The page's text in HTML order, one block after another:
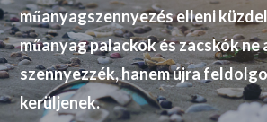
műanyagszennyezés elleni
műanyag palackok és zacskók ne
szennyezzék, hanem újra
kerüljenek.